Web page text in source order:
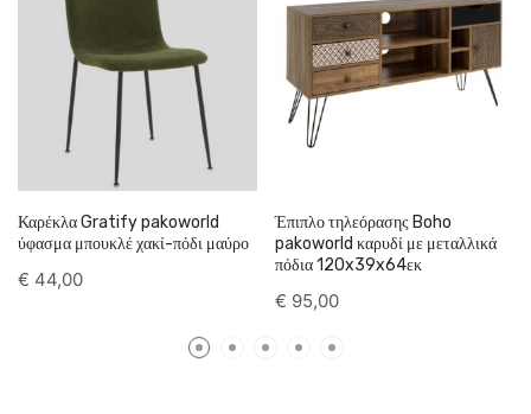
Καρέκλα Gratify pakoworld
ύφασμα μπουκλέ χακί-πόδι μαύρο
€ 44,00
Έπιπλο τηλεόρασης Boho
pakoworld καρυδί με μεταλλικά
πόδια 120x39x64εκ
€ 95,00